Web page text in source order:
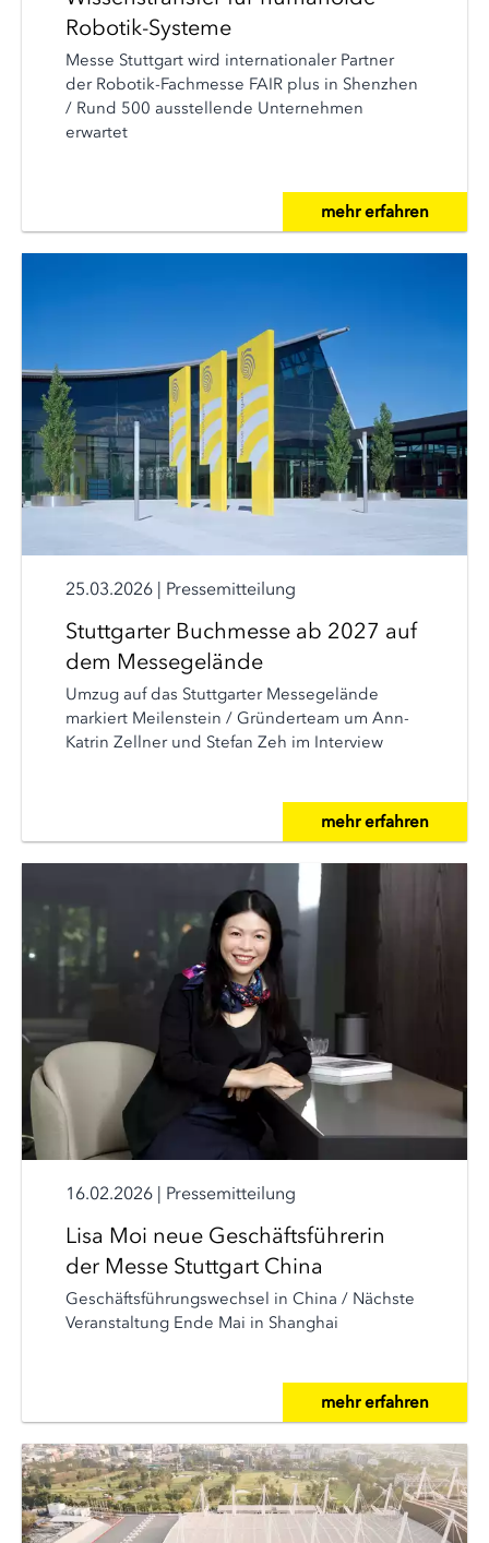
Robotik-Systeme
Messe Stuttgart wird internationaler Partner
der Robotik-Fachmesse FAIR plus in Shenzhen
/ Rund 500 ausstellende Unternehmen
erwartet
mehr erfahren
25.03.2026 | Pressemitteilung
Stuttgarter Buchmesse ab 2027 auf
dem Messegelände
Umzug auf das Stuttgarter Messegelände
markiert Meilenstein / Gründerteam um Ann-
Katrin Zellner und Stefan Zeh im Interview
mehr erfahren
16.02.2026 | Pressemitteilung
Lisa Moi neue Geschäftsführerin
der Messe Stuttgart China
Geschäftsführungswechsel in China / Nächste
Veranstaltung Ende Mai in Shanghai
mehr erfahren